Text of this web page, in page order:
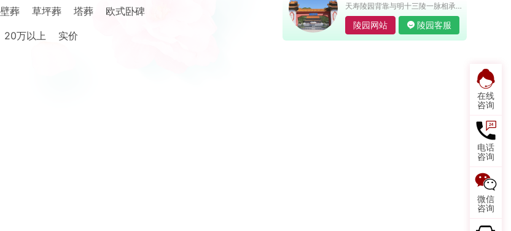
在线
咨询
电话
咨询
微信
咨询
壁葬 草坪葬 塔葬
欧式卧碑
20万以上 实价
天寿陵园背靠与明十三陵一脉相承气势磅礴的天寿山，前望京华平川
陵园网站 陵园客服